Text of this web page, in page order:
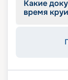
Какие
время